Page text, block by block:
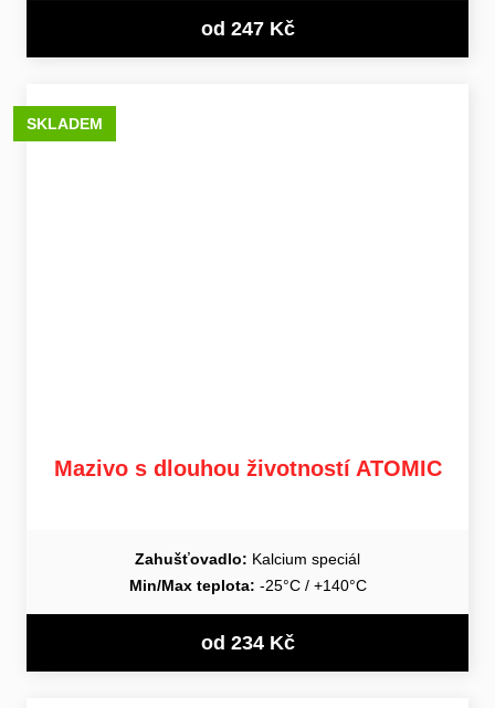
od 247 Kč
SKLADEM
Mazivo s dlouhou životností ATOMIC
Zahušťovadlo: Kalcium speciál
Min/Max teplota: -25°C / +140°C
od 234 Kč